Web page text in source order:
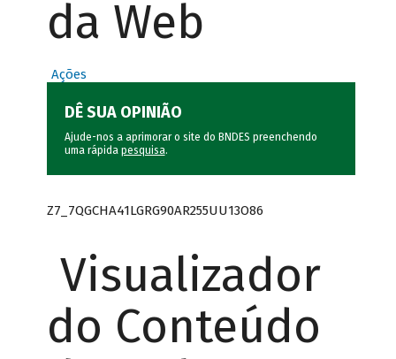
da Web
Ações
DÊ SUA OPINIÃO
Ajude-nos a aprimorar o site do BNDES preenchendo
uma rápida pesquisa.
Z7_7QGCHA41LGRG90AR255UU13O86
Visualizador
do Conteúdo